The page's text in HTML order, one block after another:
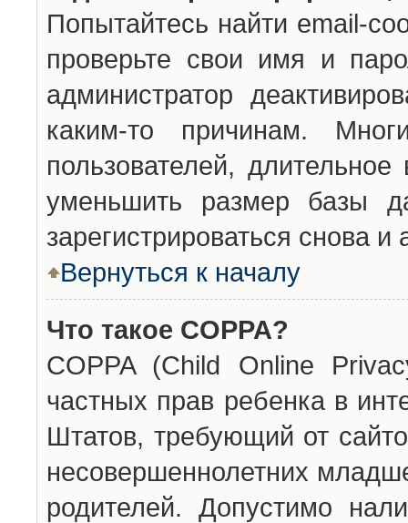
Попытайтесь найти email-
проверьте свои имя и
администратор
каким-то причинам.
пользователей,
уменьшить размер базы
зарегистрироваться снова и
Вернуться к началу
Что такое COPPA?
COPPA (Child Online
частных прав ребенка в
Штатов, требующий от
несовершеннолетних
родителей. Допустимо